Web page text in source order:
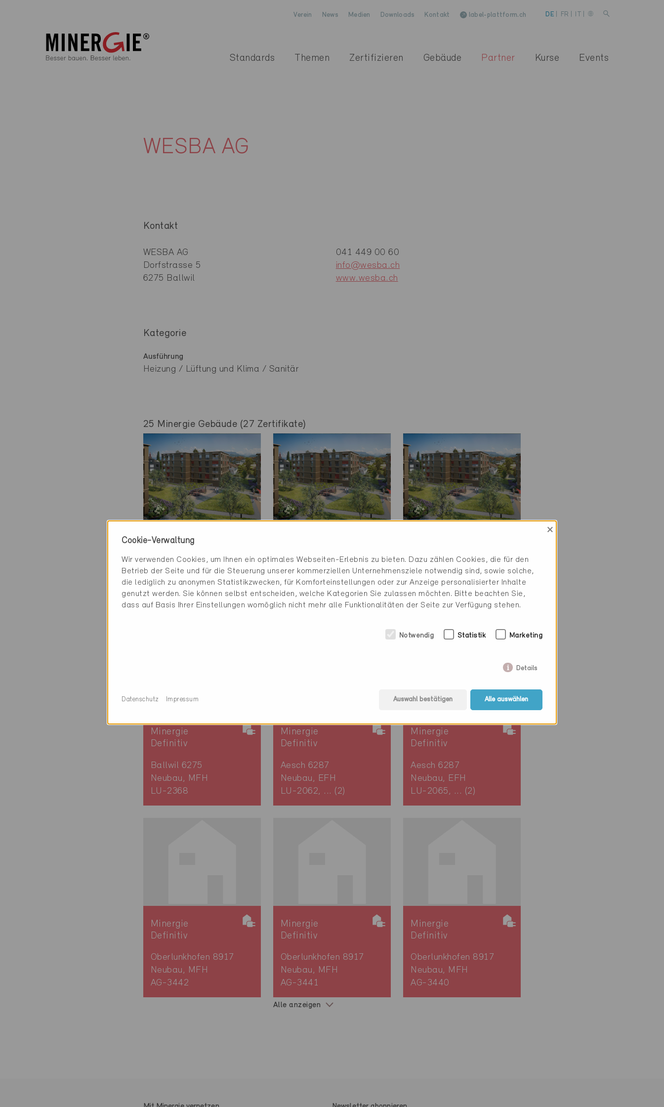
Verein News Medien Downloads Kontakt label-plattform.ch DE FR
Standards Themen Zertifizieren Gebäude Partner Kurse Events
WESBA AG
Kontakt
WESBA AG
Dorfstrasse 5
6275 Ballwil
041 449 00 60
info@wesba.ch
www.wesba.ch
Kategorie
Ausführung
Heizung / Lüftung und Klima / Sanitär
25 Minergie Gebäude (27 Zertifikate)
Minergie
Ballwil 6275
Neubau, MFH
LU-2371
Ballwil 6275
Neubau, MFH
LU-2370
Ballwil 6275
Neubau, MFH
LU-2369
Minergie
Definitiv
Ballwil 6275
Neubau, MFH
LU-2368
Minergie
Definitiv
Aesch 6287
Neubau, EFH
LU-2062, ... (2)
Minergie
Definitiv
Aesch 6287
Neubau, EFH
LU-2065, ... (2)
Minergie
Definitiv
Oberlunkhofen 8917
Neubau, MFH
AG-3442
Minergie
Definitiv
Oberlunkhofen 8917
Neubau, MFH
AG-3441
Minergie
Definitiv
Oberlunkhofen 8917
Neubau, MFH
AG-3440
Alle anzeigen
Cookie-Verwaltung
×
Wir verwenden Cookies, um Ihnen ein optimales Webseiten-Erlebnis zu bieten. Dazu zählen Cookies, die für den
Betrieb der Seite und für die Steuerung unserer kommerziellen Unternehmensziele notwendig sind, sowie solche,
die lediglich zu anonymen Statistikzwecken, für Komforteinstellungen oder zur Anzeige personalisierter Inhalte
genutzt werden. Sie können selbst entscheiden, welche Kategorien Sie zulassen möchten. Bitte beachten Sie,
dass auf Basis Ihrer Einstellungen womöglich nicht mehr alle Funktionalitäten der Seite zur Verfügung stehen.
Notwendig Statistik Marketing
Details
Auswahl bestätigen Alle auswählen
Datenschutz Impressum